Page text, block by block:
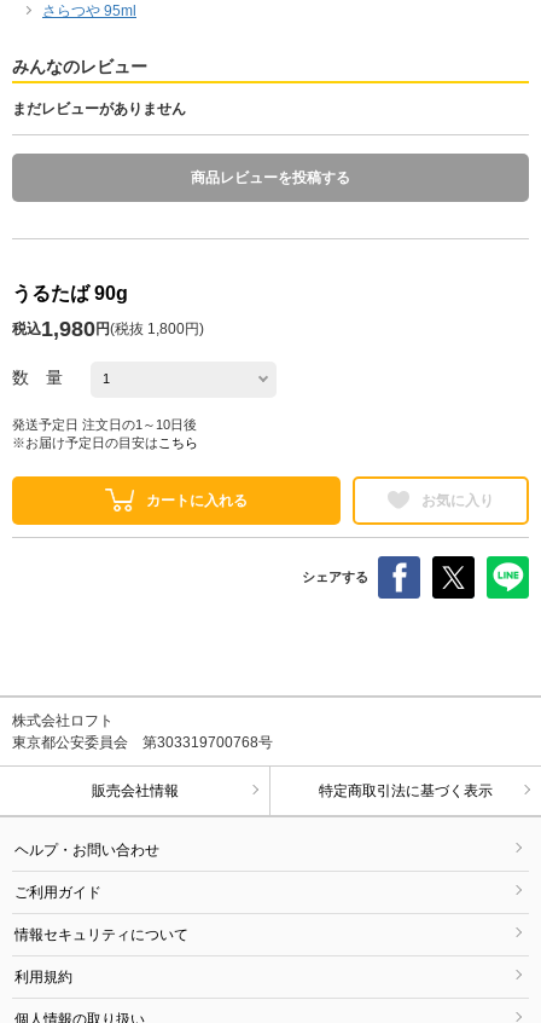
さらつや 95ml
みんなのレビュー
まだレビューがありません
商品レビューを投稿する
うるたば 90g
税込1,980円(税抜 1,800円)
数 量
発送予定日 注文日の1～10日後
※お届け予定日の目安は こちら
カートに入れる お気に入り
シェアする
株式会社ロフト
東京都公安委員会 第303319700768号
販売会社情報 特定商取引法に基づく表示
ヘルプ・お問い合わせ
ご利用ガイド
情報セキュリティについて
利用規約
個人情報の取り扱い